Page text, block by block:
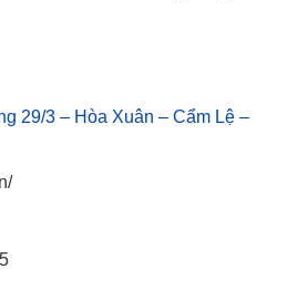
29/3 – Hòa Xuân – Cẩm Lệ –